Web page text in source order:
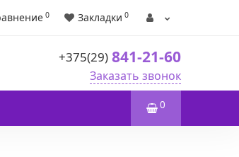
0 Закладки 0
+375(29)841-21-60
Заказать звонок
0